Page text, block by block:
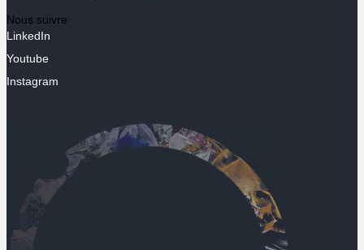
Nous suivre
LinkedIn
Youtube
Instagram